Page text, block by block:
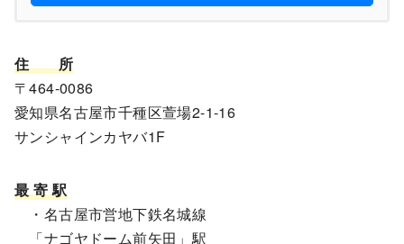
住
所
〒464-0086
愛知県名古屋市千種区萱場2-1-16
サンシャインカヤバ1F
最 寄 駅
・名古屋市営地下鉄名城線
「ナゴヤドーム前矢田」駅